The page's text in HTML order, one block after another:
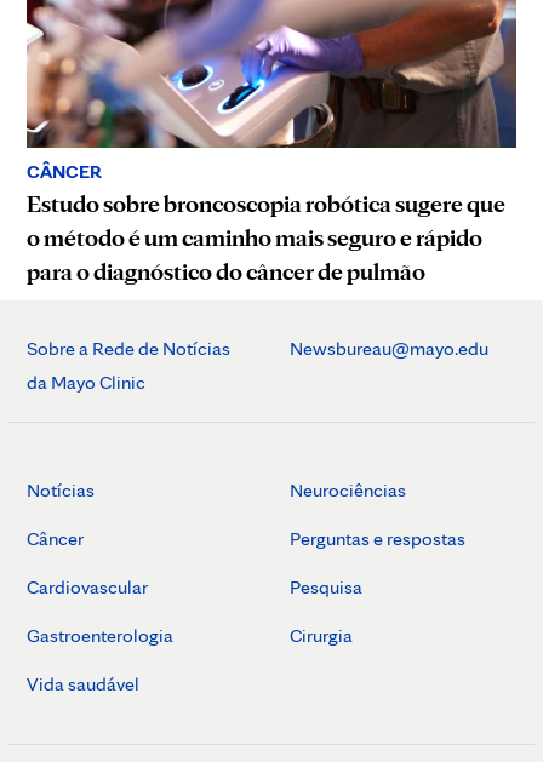
CÂNCER
Estudo sobre broncoscopia robótica sugere que
o método é um caminho mais seguro e rápido
para o diagnóstico do câncer de pulmão
Sobre a Rede de Notícias
da Mayo Clinic
Newsbureau@mayo.edu
Notícias
Câncer
Cardiovascular
Gastroenterologia
Vida saudável
Neurociências
Perguntas e respostas
Pesquisa
Cirurgia